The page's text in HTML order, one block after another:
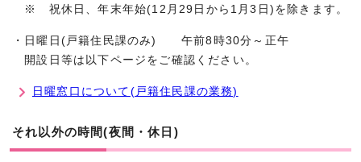
※ 祝休日、年末年始(12月29日から1月3日)を除きます。
・日曜日(戸籍住民課のみ) 午前8時30分～正午
開設日等は以下ページをご確認ください。
日曜窓口について(戸籍住民課の業務)
それ以外の時間(夜間・休日)